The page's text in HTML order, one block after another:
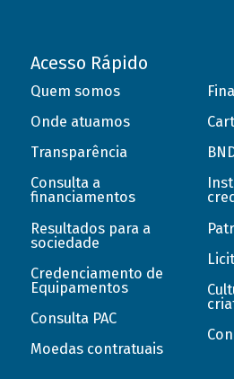
Acesso Rápido
Quem somos
Onde atuamos
Transparência
Consulta a
financiamentos
Resultados para a
sociedade
Credenciamento de
Equipamentos
Consulta PAC
Moedas contratuais